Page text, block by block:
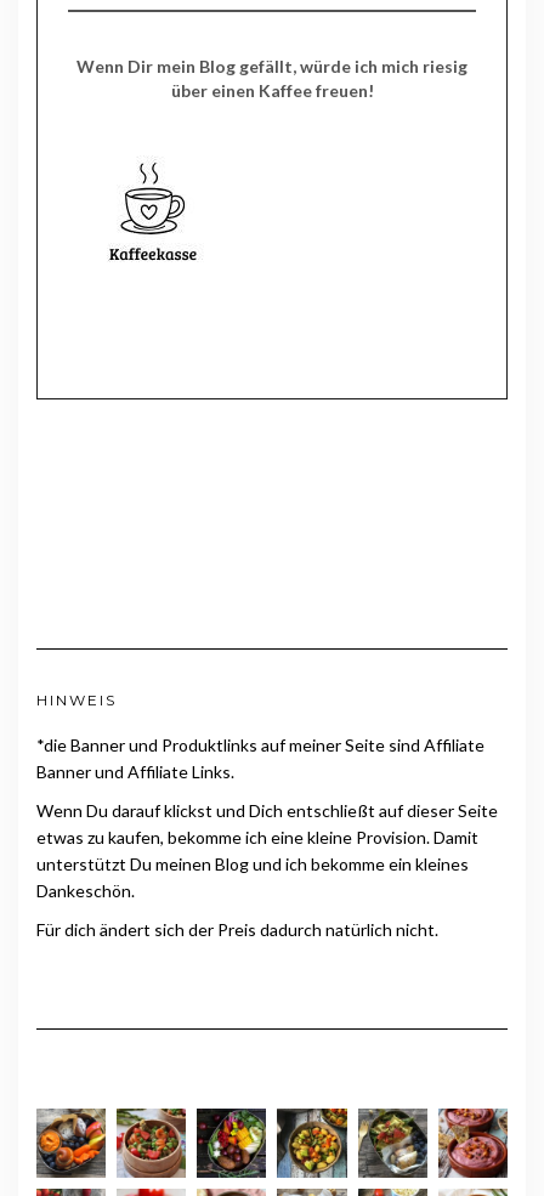
Wenn Dir mein Blog gefällt, würde ich mich riesig
über einen Kaffee freuen!
HINWEIS
*die Banner und Produktlinks auf meiner Seite sind Affiliate
Banner und Affiliate Links.
Wenn Du darauf klickst und Dich entschließt auf dieser Seite
etwas zu kaufen, bekomme ich eine kleine Provision. Damit
unterstützt Du meinen Blog und ich bekomme ein kleines
Dankeschön.
Für dich ändert sich der Preis dadurch natürlich nicht.